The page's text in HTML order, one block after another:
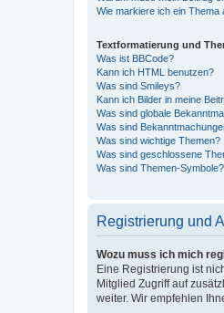
Wie markiere ich ein Thema
Textformatierung und
Was ist BBCode?
Kann ich HTML benutzen?
Was sind Smileys?
Kann ich Bilder in meine
Was sind globale
Was sind
Was sind wichtige Themen?
Was sind geschlossene
Was sind Themen-Symbole?
Registrierung und
Wozu muss ich mich
Eine Registrierung ist
Mitglied Zugriff auf
weiter. Wir empfehlen